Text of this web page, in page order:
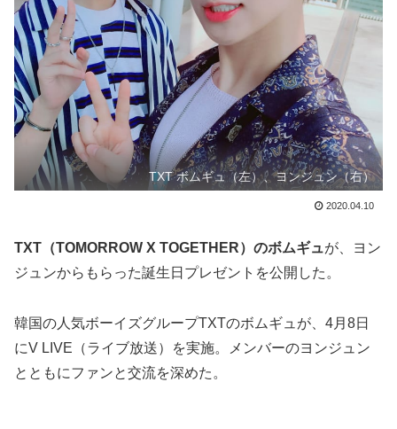
TXT ボムギュ（左）、ヨンジュン（右）
2020.04.10
TXT（TOMORROW X TOGETHER）のボムギュが、ヨン
ジュンからもらった誕生日プレゼントを公開した。
韓国の人気ボーイズグループTXTのボムギュが、4月8日
にV LIVE（ライブ放送）を実施。メンバーのヨンジュン
とともにファンと交流を深めた。